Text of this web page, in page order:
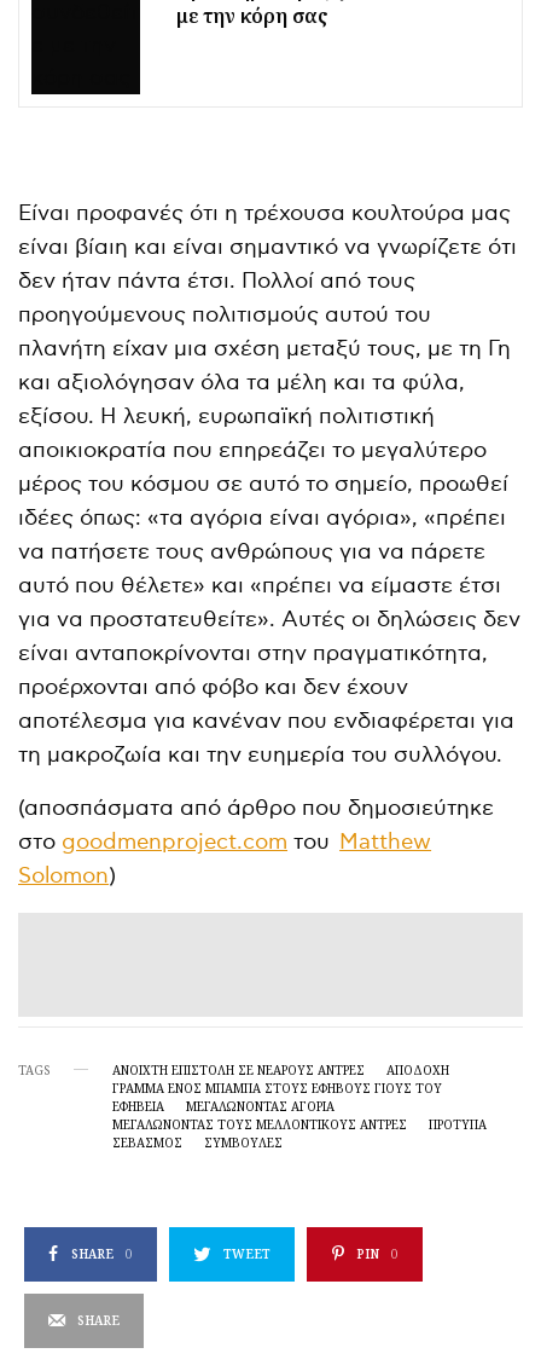
με την κόρη σας
Είναι προφανές ότι η τρέχουσα κουλτούρα μας
είναι βίαιη και είναι σημαντικό να γνωρίζετε ότι
δεν ήταν πάντα έτσι. Πολλοί από τους
προηγούμενους πολιτισμούς αυτού του
πλανήτη είχαν μια σχέση μεταξύ τους, με τη Γη
και αξιολόγησαν όλα τα μέλη και τα φύλα,
εξίσου. Η λευκή, ευρωπαϊκή πολιτιστική
αποικιοκρατία που επηρεάζει το μεγαλύτερο
μέρος του κόσμου σε αυτό το σημείο, προωθεί
ιδέες όπως: «τα αγόρια είναι αγόρια», «πρέπει
να πατήσετε τους ανθρώπους για να πάρετε
αυτό που θέλετε» και «πρέπει να είμαστε έτσι
για να προστατευθείτε». Αυτές οι δηλώσεις δεν
είναι ανταποκρίνονται στην πραγματικότητα,
προέρχονται από φόβο και δεν έχουν
αποτέλεσμα για κανέναν που ενδιαφέρεται για
τη μακροζωία και την ευημερία του συλλόγου.
(αποσπάσματα από άρθρο που δημοσιεύτηκε
στο goodmenproject.com του Matthew
Solomon)
TAGS ΑΝΟΙΧΤΉ ΕΠΙΣΤΟΛΉ ΣΕ ΝΕΑΡΟΎΣ ΆΝΤΡΕΣ
ΑΠΟΔΟΧΗ
ΓΡΆΜΜΑ ΕΝΌΣ ΜΠΑΜΠΆ ΣΤΟΥΣ ΈΦΗΒΟΥΣ ΓΙΟΥΣ ΤΟΥ
ΕΦΗΒΕΙΑ
ΜΕΓΑΛΏΝΟΝΤΑΣ ΑΓΌΡΙΑ
ΜΕΓΑΛΏΝΟΝΤΑΣ ΤΟΥΣ ΜΕΛΛΟΝΤΙΚΟΎΣ ΆΝΤΡΕΣ
ΠΡΟΤΥΠΑ
ΣΕΒΑΣΜΟΣ
ΣΥΜΒΟΥΛΕΣ
SHARE 0 TWEET PIN 0
SHARE